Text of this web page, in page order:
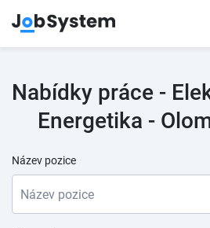
Nabídky práce -
Energetika -
Název pozice